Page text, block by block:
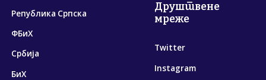
Република Српска
ФБиХ
Србија
БиХ
Друштвене
мреже
Twitter
Instagram